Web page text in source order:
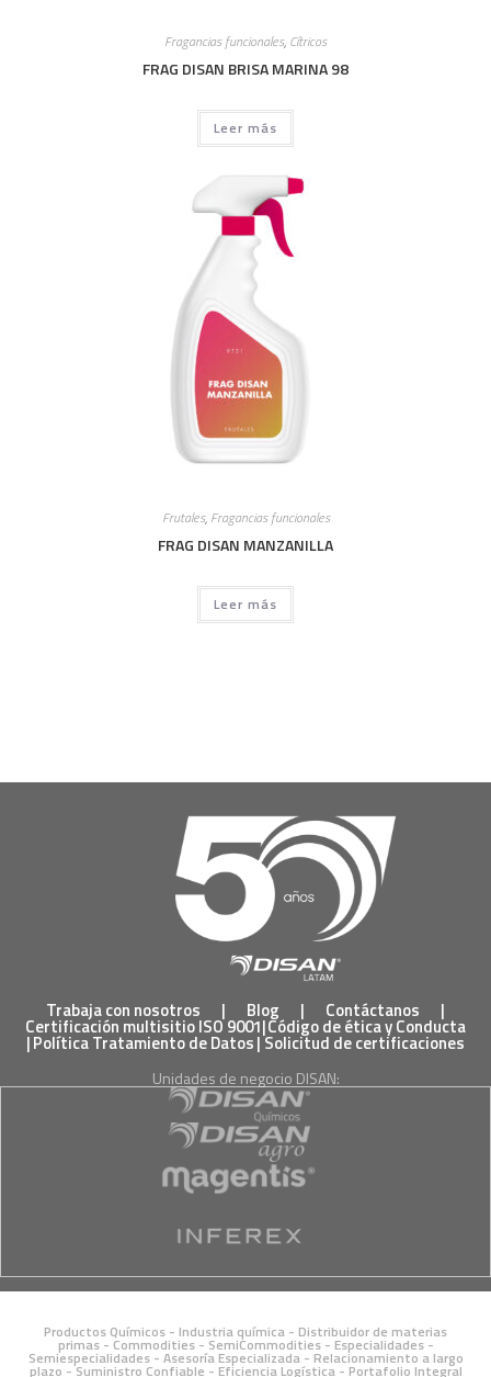
Fragancias funcionales, Cítricos
FRAG DISAN BRISA MARINA 98
Leer más
Frutales, Fragancias funcionales
FRAG DISAN MANZANILLA
Leer más
Trabaja con nosotros | Blog | Contáctanos |
Certificación multisitio ISO 9001|Código de ética y Conducta
|Política Tratamiento de Datos|Solicitud de certificaciones
Unidades de negocio DISAN:
Productos Químicos - Industria química - Distribuidor de materias
primas - Commodities - SemiCommodities - Especialidades -
Semiespecialidades - Asesoría Especializada - Relacionamiento a largo
plazo - Suministro Confiable - Eficiencia Logística - Portafolio Integral